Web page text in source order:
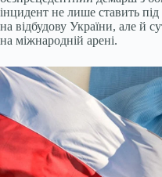
інцидент не лише ставить під
на відбудову України, але й
на міжнародній арені.